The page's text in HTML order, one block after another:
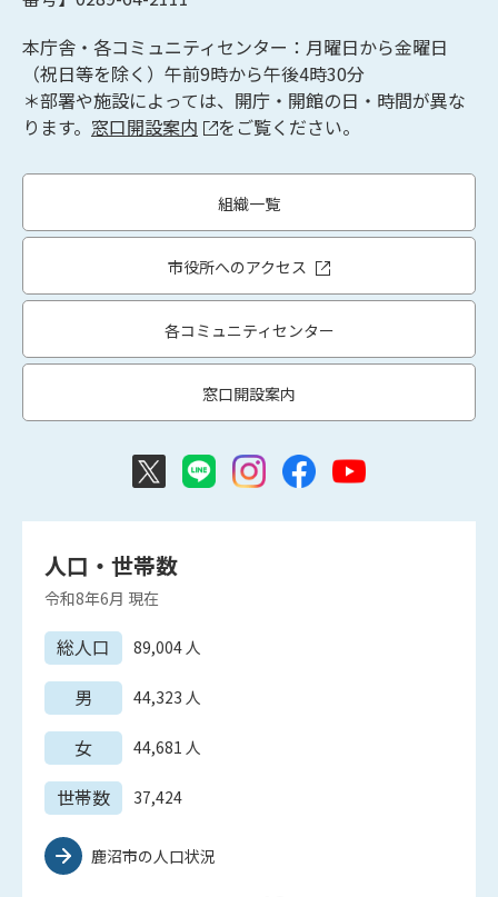
本庁舎・各コミュニティセンター：月曜日から金曜日
（祝日等を除く）午前9時から午後4時30分
＊部署や施設によっては、開庁・開館の日・時間が異な
ります。 窓口開設案内 をご覧ください。
組織一覧
市役所へのアクセス
各コミュニティセンター
窓口開設案内
人口・世帯数
令和8年6月 現在
総人口 89,004人
男 44,323 人
女 44,681 人
世帯数 37,424
鹿沼市の人口状況